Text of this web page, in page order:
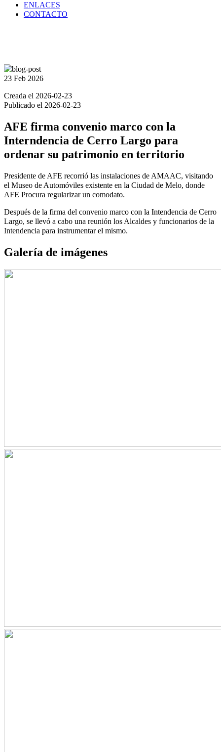
ENLACES
CONTACTO
23 Feb 2026
Creada el 2026-02-23
Publicado el 2026-02-23
AFE firma convenio marco con la
Interndencia de Cerro Largo para
ordenar su patrimonio en territorio
Presidente de AFE recorrió las instalaciones de AMAAC, visitando
el Museo de Automóviles existente en la Ciudad de Melo, donde
AFE Procura regularizar un comodato.
Después de la firma del convenio marco con la Intendencia de Cerro
Largo, se llevó a cabo una reunión los Alcaldes y funcionarios de la
Intendencia para instrumentar el mismo.
Galería de imágenes